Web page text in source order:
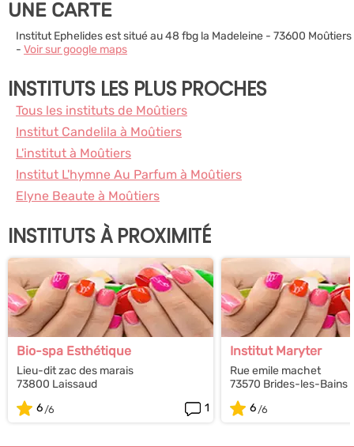
UNE CARTE
Institut Ephelides est situé au 48 fbg la Madeleine - 73600 Moûtiers
- Voir sur google maps
INSTITUTS LES PLUS PROCHES
Tous les instituts de Moûtiers
Institut Candelila à Moûtiers
L'institut à Moûtiers
Institut L'hymne Au Parfum à Moûtiers
Elyne Beaute à Moûtiers
INSTITUTS À PROXIMITÉ
Bio-spa Esthétique
Lieu-dit zac des marais
73800 Laissaud
6
1
Institut Maryter
Rue emile machet
73570 Brides-les-Bains
6